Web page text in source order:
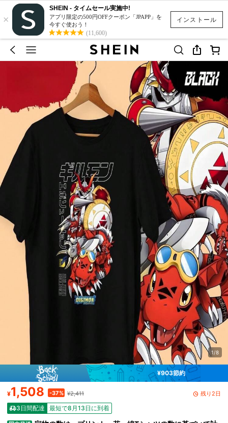
インストール
×
SHEIN - タイムセール実施中!
アプリ限定の500円OFFクーポン「JPAPP」を
今すぐ使おう！
(11,600)
1/8
¥903節約
¥1,508 -37% ¥2,411 残り2日
3日間配達 最短で8月13日に到着